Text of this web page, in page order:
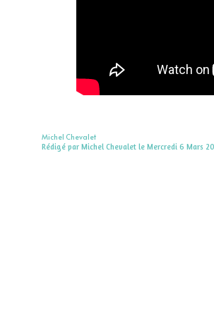
Michel Chevalet
Rédigé par Michel Chevalet le Mercredi 6 Mars